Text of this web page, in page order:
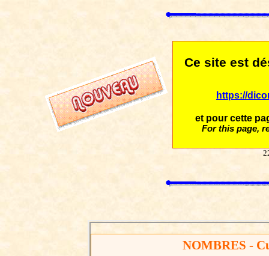
Ce site est
https://
et pour cette
For this page,
NOMBRES -